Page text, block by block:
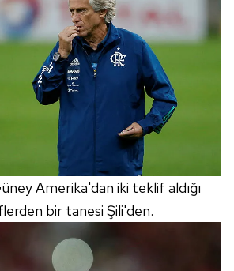
Amerika'dan iki teklif aldığı
bir tanesi Şili'den.